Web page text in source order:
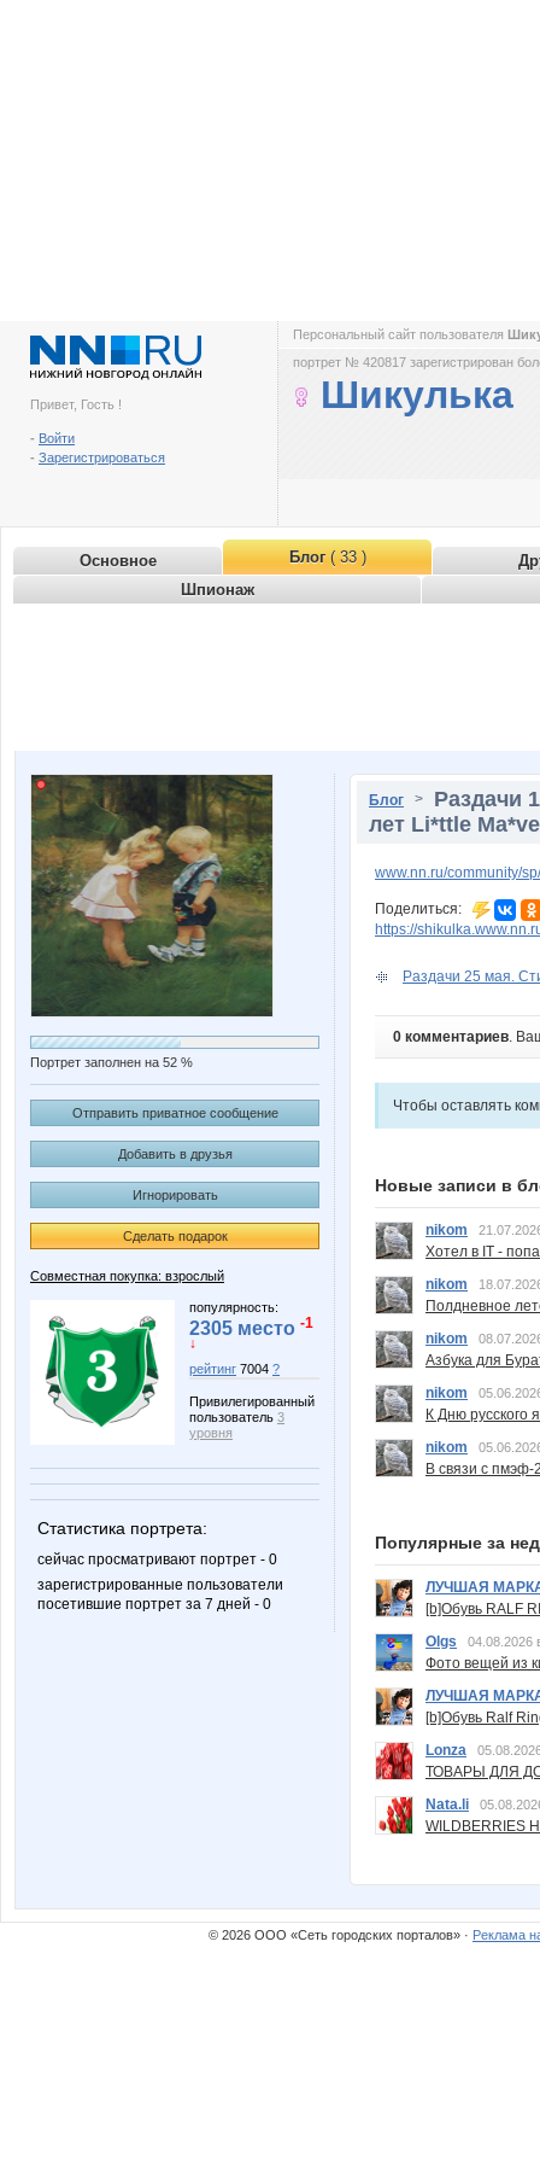
Привет, Гость !
- Войти
- Зарегистрироваться
Персональный сайт пользователя
портрет № 420817 зарегистрирован
Шикулька
Основное Блог( 33 )
Шпионаж
Портрет заполнен на 52 %
Отправить приватное сообщение
Добавить в друзья
Игнорировать
Сделать подарок
Совместная покупка: взрослый
популярность:
2305 место -1
↓
рейтинг 7004 ?
Привилегированный
пользователь 3
уровня
Статистика портрета:
сейчас просматривают портрет - 0
зарегистрированные пользователи
посетившие портрет за 7 дней - 0
Блог > Раздачи
лет Li*ttle
www.nn.ru/community/
Поделиться:
https://
Раздачи 25 мая.
0 комментариев.
Чтобы оставлять
Новые записи в
nikom
Хотел в IT -
nikom
Полдневное
nikom
Азбука для
nikom
К Дню русского
nikom
В связи с пмэф-
Популярные за
ЛУЧШАЯ
[b]Обувь RALF
Olgs
04.08.2026
Фото вещей из
ЛУЧШАЯ
[b]Обувь Ralf
Lonza
ТОВАРЫ ДЛЯ
Nata.li
© 2026 ООО «Сеть городских порталов» · Реклама